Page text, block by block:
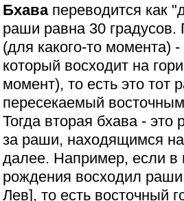
Бхавапереводится как
раши равна 30 градусов.
(для какого-то момента)
который восходит на
момент), то есть это тот
пересекаемый
Тогда вторая бхава -
за раши, находящимся на
далее. Например, если в
рождения восходил
Лев], то есть восточный